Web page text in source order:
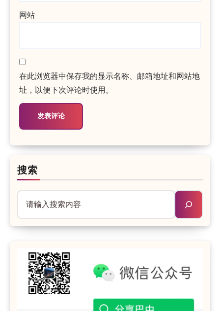
网站
在此浏览器中保存我的显示名称、邮箱地址和网站地
址，以便下次评论时使用。
搜索